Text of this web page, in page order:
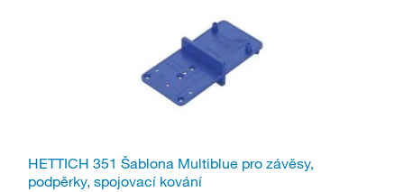
HETTICH 351 Šablona Multiblue pro závěsy,
podpěrky, spojovací kování